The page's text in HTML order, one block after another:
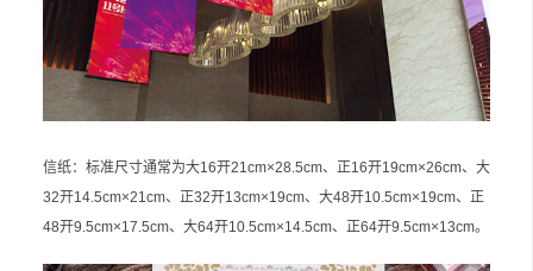
信纸：标准尺寸通常为大16开21cm×28.5cm、正16开19cm×26cm、大
32开14.5cm×21cm、正32开13cm×19cm、大48开10.5cm×19cm、正
48开9.5cm×17.5cm、大64开10.5cm×14.5cm、正64开9.5cm×13cm。